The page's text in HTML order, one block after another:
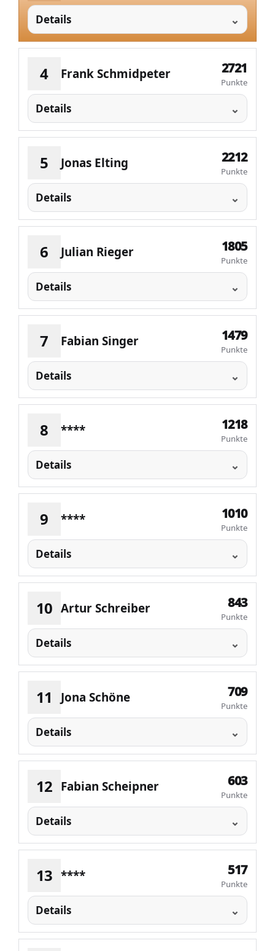
Details
4 Frank Schmidpeter 2721
Punkte
Details
5 Jonas Elting 2212
Punkte
Details
6 Julian Rieger 1805
Punkte
Details
7 Fabian Singer 1479
Punkte
Details
8 **** 1218
Punkte
Details
9 **** 1010
Punkte
Details
10 Artur Schreiber 843
Punkte
Details
11 Jona Schöne 709
Punkte
Details
12 Fabian Scheipner 603
Punkte
Details
13 **** 517
Punkte
Details